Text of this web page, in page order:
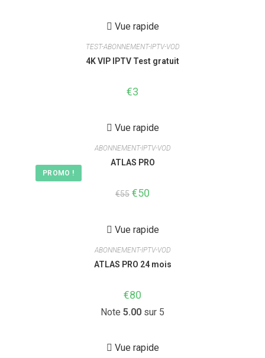
€100.€70.
Vue rapide
TEST-ABONNEMENT-IPTV-VOD
4K VIP IPTV Test gratuit
€3
PROMO !
Vue rapide
ABONNEMENT-IPTV-VOD
ATLAS PRO
€55 Le
prix
€55.
€50
€50.
Vue rapide
ABONNEMENT-IPTV-VOD
ATLAS PRO 24 mois
€80
Note 5.00 sur 5
Vue rapide